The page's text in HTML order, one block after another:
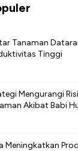
Tanaman
Tinggi
Mengurangi
Akibat Babi
Meningkatkan